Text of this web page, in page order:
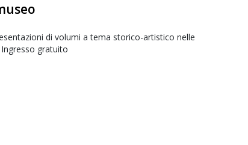
di volumi a tema storico-artistico nelle
gratuito